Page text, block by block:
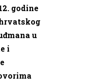
godine
u
i